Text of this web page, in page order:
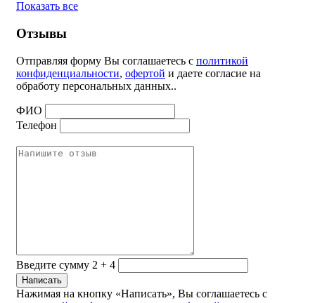
Показать все
Отзывы
Отправляя форму Вы соглашаетесь с политикой
конфиденциальности, офертой и даете согласие на
обработу персональных данных..
ФИО
Телефон
Введите сумму 2 + 4
Нажимая на кнопку «Написать», Вы соглашаетесь с